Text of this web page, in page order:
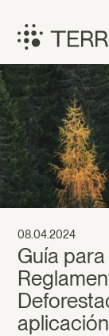
content
Terraqui
Guía
aplicación
08.04.2024